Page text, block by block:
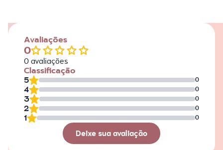
Avaliações
0
0avaliações
Classificação
5 0
4 0
3 0
2 0
1 0
Deixe sua avaliação